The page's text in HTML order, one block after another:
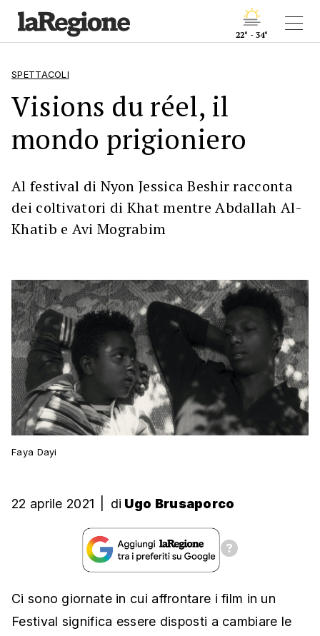
22° - 34°
SPETTACOLI
Visions du réel, il
mondo prigioniero
Al festival di Nyon Jessica Beshir racconta
dei coltivatori di Khat mentre Abdallah Al-
Khatib e Avi Mograbim
Faya Dayi
22 aprile 2021 di Ugo Brusaporco
Ci sono giornate in cui affrontare i film in un
Festival significa essere disposti a cambiare le